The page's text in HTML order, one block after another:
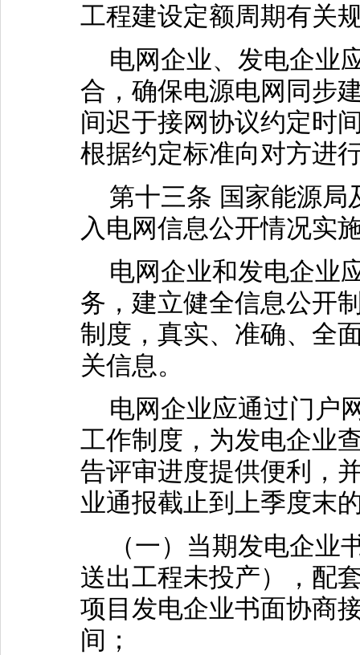
工程建设定额周期有关
电网企业、发电企业
合，确保电源电网同步
间迟于接网协议约定时
根据约定标准向对方进
第十三条 国家能源局
入电网信息公开情况实
电网企业和发电企业
务，建立健全信息公开
制度，真实、准确、全
关信息。
电网企业应通过门户
工作制度，为发电企业
告评审进度提供便利，
业通报截止到上季度末
（一）当期发电企业
送出工程未投产），配
项目发电企业书面协商
间；